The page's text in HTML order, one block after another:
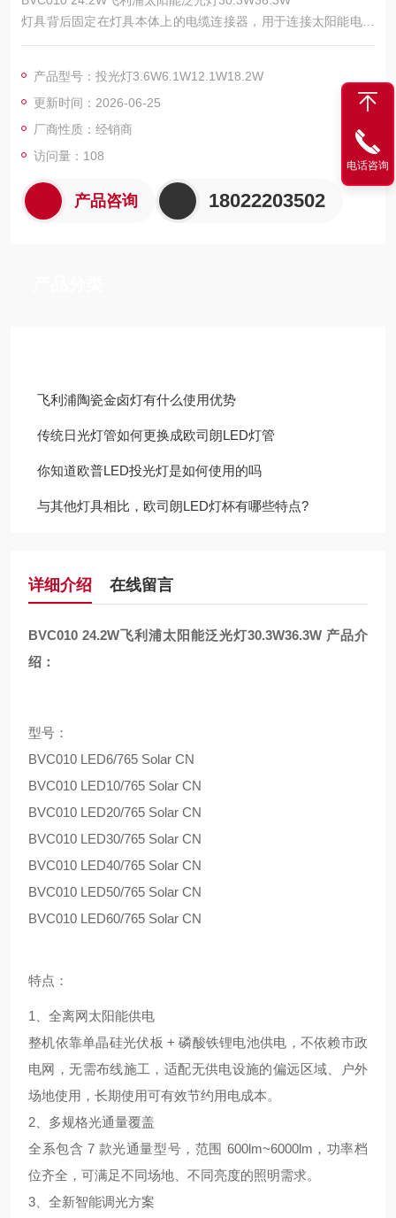
灯具背后固定在灯具本体上的电缆连接器，用于连接太阳能电池
板电缆，多种功率，不同亮度适用于不同安装及高度。
产品型号：投光灯3.6W6.1W12.1W18.2W
更新时间：2026-06-25
厂商性质：经销商
访问量：108
产品咨询 18022203502
飞利浦陶瓷金卤灯有什么使用优势
传统日光灯管如何更换成欧司朗LED灯管
你知道欧普LED投光灯是如何使用的吗
与其他灯具相比，欧司朗LED灯杯有哪些特点?
详细介绍 在线留言
BVC010 24.2W飞利浦太阳能泛光灯30.3W36.3W 产品介
绍：
型号：
BVC010 LED6/765 Solar CN
BVC010 LED10/765 Solar CN
BVC010 LED20/765 Solar CN
BVC010 LED30/765 Solar CN
BVC010 LED40/765 Solar CN
BVC010 LED50/765 Solar CN
BVC010 LED60/765 Solar CN
特点：
1、全离网太阳能供电
整机依靠单晶硅光伏板 + 磷酸铁锂电池供电，不依赖市政
电网，无需布线施工，适配无供电设施的偏远区域、户外
场地使用，长期使用可有效节约用电成本。
2、多规格光通量覆盖
全系包含 7 款光通量型号，范围 600lm~6000lm，功率档
位齐全，可满足不同场地、不同亮度的照明需求。
3、全新智能调光方案
电话咨询